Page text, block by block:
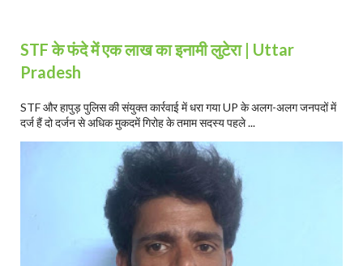
STF के फंदे में एक लाख का इनामी लुटेरा | Uttar
Pradesh
STF और हापुड़ पुलिस की संयुक्त कार्रवाई में धरा गया UP के अलग-अलग जनपदों में
दर्ज हैं दो दर्जन से अधिक मुकदमें गिरोह के तमाम सदस्य पहले ...